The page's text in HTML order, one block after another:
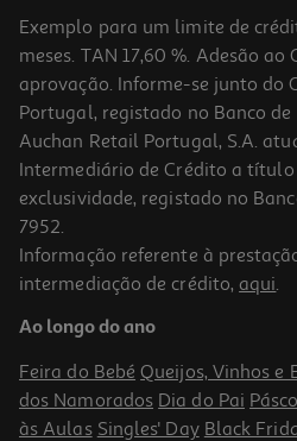
Pack La Roche Posay Effaclar Mat+
230 €/Lt
20,70 €
Exemplo para um limite de
meses. TAN 17,60 %. Adesão
aprovação. Informe-se junto do
Portugal, registado no Banco
Auchan Retail Portugal, S.A.
Intermediário de Crédito a título
exclusividade, registado no
7952.
Informação referente à
intermediação de crédito, aqui.
Ao longo do ano
Feira do Bebé Queijos, Vinhos e
dos Namorados Dia do Pai
às Aulas Singles' Day Black